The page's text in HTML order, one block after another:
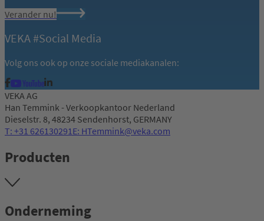
Verander nu!
VEKA #Social Media
Volg ons ook op onze sociale mediakanalen:
VEKA AG
Han Temmink - Verkoopkantoor Nederland
Dieselstr. 8, 48234 Sendenhorst, GERMANY
T: +31 626130291 E: HTemmink@veka.com
Producten
Onderneming